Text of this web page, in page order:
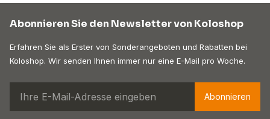
Abonnieren Sie den Newsletter von Koloshop
Erfahren Sie als Erster von Sonderangeboten und Rabatten bei
Koloshop. Wir senden Ihnen immer nur eine E-Mail pro Woche.
Abonnieren